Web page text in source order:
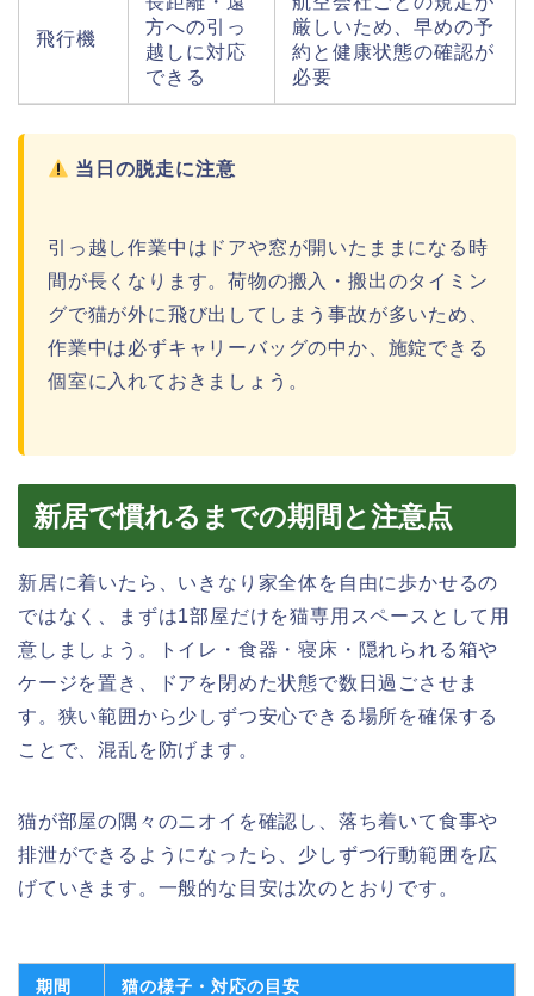
飛行機
方への引っ
越しに対応
できる
厳しいため、早めの予
約と健康状態の確認が
必要
当日の脱走に注意
引っ越し作業中はドアや窓が開いたままになる時
間が長くなります。荷物の搬入・搬出のタイミン
グで猫が外に飛び出してしまう事故が多いため、
作業中は必ずキャリーバッグの中か、施錠できる
個室に入れておきましょう。
新居で慣れるまでの期間と注意点
新居に着いたら、いきなり家全体を自由に歩かせるの
ではなく、まずは1部屋だけを猫専用スペースとして用
意しましょう。トイレ・食器・寝床・隠れられる箱や
ケージを置き、ドアを閉めた状態で数日過ごさせま
す。狭い範囲から少しずつ安心できる場所を確保する
ことで、混乱を防げます。
猫が部屋の隅々のニオイを確認し、落ち着いて食事や
排泄ができるようになったら、少しずつ行動範囲を広
げていきます。一般的な目安は次のとおりです。
期間 猫の様子・対応の目安